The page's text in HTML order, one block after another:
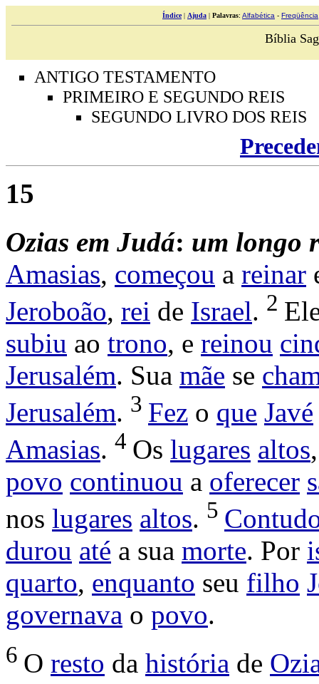
Índice| Ajuda | Palavras: Alfabética - Freqüência
Bíblia
ANTIGO TESTAMENTO
PRIMEIRO E SEGUNDO REIS
SEGUNDO LIVRO DOS REIS
15
Ozias em Judá: um longo
Amasias, começou a reinar
Jeroboão, rei de Israel. 2
subiu ao trono, e reinou
Jerusalém. Sua mãe se
Jerusalém. 3 Fez o que Javé
Amasias. 4 Os lugares altos
povo continuou a oferecer
nos lugares altos. 5
durou até a sua morte. Por
quarto, enquanto seu filho
governava o povo.
6 O resto da história de